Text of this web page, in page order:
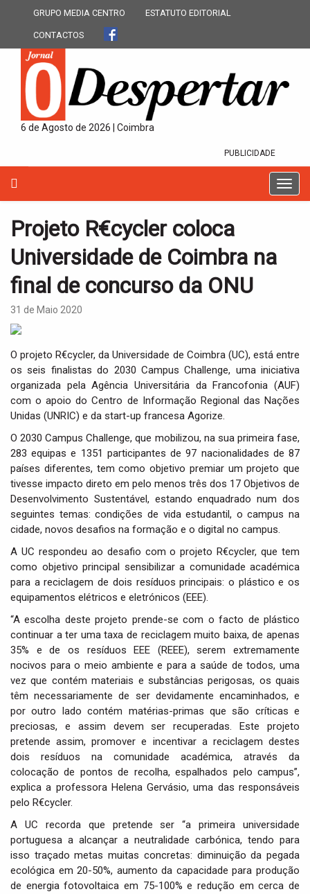
GRUPO MEDIA CENTRO ESTATUTO EDITORIAL
CONTACTOS
6 de Agosto de 2026 | Coimbra
PUBLICIDADE
T
o
t
i
o
n
Projeto R€cycler coloca
Universidade de Coimbra na
final de concurso da ONU
31 de Maio 2020
O projeto R€cycler, da Universidade de Coimbra (UC), está entre
os seis finalistas do 2030 Campus Challenge, uma iniciativa
organizada pela Agência Universitária da Francofonia (AUF)
com o apoio do Centro de Informação Regional das Nações
Unidas (UNRIC) e da start-up francesa Agorize.
O 2030 Campus Challenge, que mobilizou, na sua primeira fase,
283 equipas e 1351 participantes de 97 nacionalidades de 87
países diferentes, tem como objetivo premiar um projeto que
tivesse impacto direto em pelo menos três dos 17 Objetivos de
Desenvolvimento Sustentável, estando enquadrado num dos
seguintes temas: condições de vida estudantil, o campus na
cidade, novos desafios na formação e o digital no campus.
A UC respondeu ao desafio com o projeto R€cycler, que tem
como objetivo principal sensibilizar a comunidade académica
para a reciclagem de dois resíduos principais: o plástico e os
equipamentos elétricos e eletrónicos (EEE).
“A escolha deste projeto prende-se com o facto de plástico
continuar a ter uma taxa de reciclagem muito baixa, de apenas
35% e de os resíduos EEE (REEE), serem extremamente
nocivos para o meio ambiente e para a saúde de todos, uma
vez que contém materiais e substâncias perigosas, os quais
têm necessariamente de ser devidamente encaminhados, e
por outro lado contém matérias-primas que são críticas e
preciosas, e assim devem ser recuperadas. Este projeto
pretende assim, promover e incentivar a reciclagem destes
dois resíduos na comunidade académica, através da
colocação de pontos de recolha, espalhados pelo campus”,
explica a professora Helena Gervásio, uma das responsáveis
pelo R€cycler.
A UC recorda que pretende ser “a primeira universidade
portuguesa a alcançar a neutralidade carbónica, tendo para
isso traçado metas muitas concretas: diminuição da pegada
ecológica em 20-50%, aumento da capacidade para produção
de energia fotovoltaica em 75-100% e redução em cerca de